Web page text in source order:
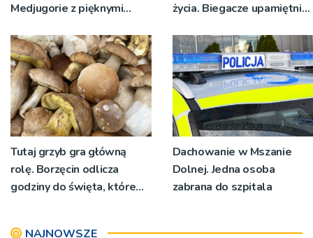
Medjugorie z pięknymi
życia. Biegacze upamiętnili
Tutaj grzyb gra główną
rolę. Borzęcin odlicza
godziny do święta, które
Dachowanie w Mszanie
Dolnej. Jedna osoba
zabrana do szpitala
NAJNOWSZE